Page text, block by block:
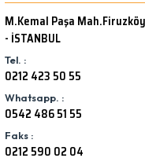
M.Kemal Paşa
- İSTANBUL
Tel. :
0212 423 50 55
Whatsapp. :
0542 486 51 55
Faks :
0212 590 02 04